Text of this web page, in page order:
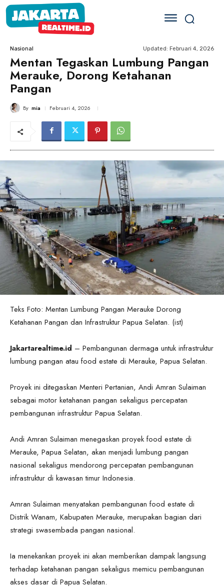
Nasional Updated: Februari 4, 2026
Mentan Tegaskan Lumbung Pangan
Merauke, Dorong Ketahanan
Pangan
By mia Februari 4, 2026
Teks Foto: Mentan Lumbung Pangan Merauke Dorong
Ketahanan Pangan dan Infrastruktur Papua Selatan. (ist)
Jakartarealtime.id – Pembangunan dermaga untuk infrastruktur
lumbung pangan atau food estate di Merauke, Papua Selatan.
Proyek ini ditegaskan Menteri Pertanian, Andi Amran Sulaiman
sebagai motor ketahanan pangan sekaligus percepatan
pembangunan infrastruktur Papua Selatan.
Andi Amran Sulaiman menegaskan proyek food estate di
Merauke, Papua Selatan, akan menjadi lumbung pangan
nasional sekaligus mendorong percepatan pembangunan
infrastruktur di kawasan timur Indonesia.
Amran Sulaiman menyatakan pembangunan food estate di
Distrik Wanam, Kabupaten Merauke, merupakan bagian dari
strategi swasembada pangan nasional.
Ia menekankan proyek ini akan memberikan dampak langsung
terhadap ketahanan pangan sekaligus memicu pembangunan
akses dasar di Papua Selatan.